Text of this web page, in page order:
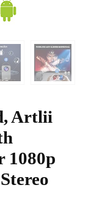
Artlii
1080p